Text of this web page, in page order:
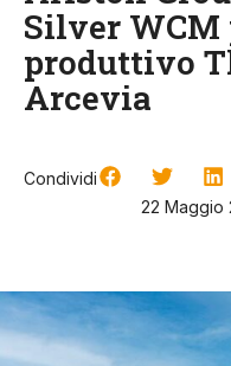
Silver
produttivo
Arcevia
Condividi
22 Maggio